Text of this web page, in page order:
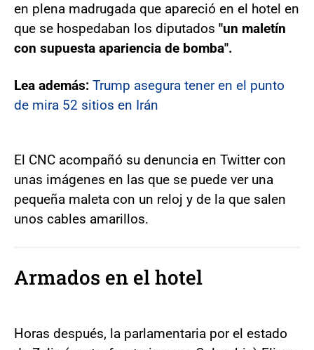
en plena madrugada que apareció en el hotel en
que se hospedaban los diputados "un maletín
con supuesta apariencia de bomba".
Lea además: Trump asegura tener en el punto
de mira 52 sitios en Irán
El CNC acompañó su denuncia en Twitter con
unas imágenes en las que se puede ver una
pequeña maleta con un reloj y de la que salen
unos cables amarillos.
Armados en el hotel
Horas después, la parlamentaria por el estado